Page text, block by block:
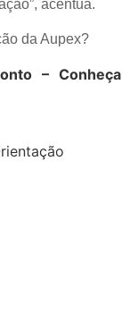
acentua.
da Aupex?
– Conheça